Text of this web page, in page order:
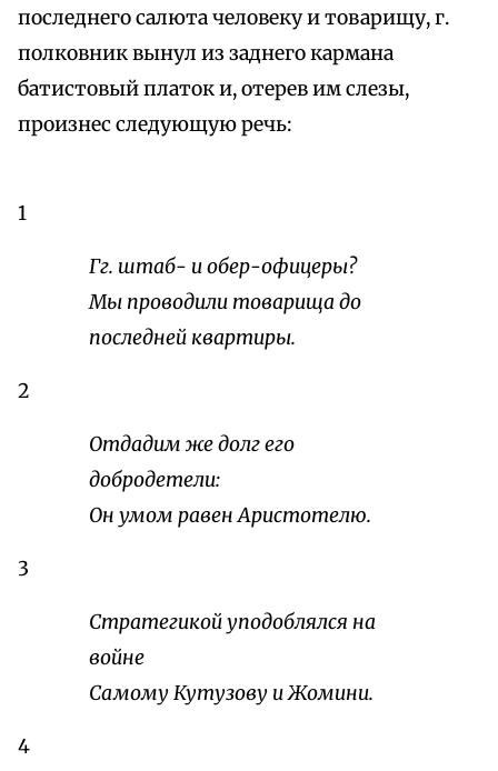
последнего салюта человеку и товарищу, г.
полковник вынул из заднего кармана
батистовый платок и, отерев им слезы,
произнес следующую речь:
1
Гг. штаб- и обер-офицеры?
Мы проводили товарища до
последней квартиры.
2
Отдадим же долг его
добродетели:
Он умом равен Аристотелю.
3
Стратегикой уподоблялся на
войне
Самому Кутузову и Жомини.
4